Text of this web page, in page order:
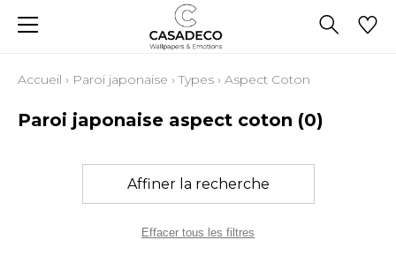
Accueil › Paroi japonaise ›Types › Aspect Coton
Paroi japonaise aspect coton (0)
Affiner la recherche
Effacer tous les filtres